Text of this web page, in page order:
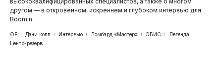
другом — в откровенном, искреннем и глубоком интервью для
Boomin.
ОР Дэни колл Интервью Ломбард «Мастер» ЭБИС
Легенда
Центр-резерв